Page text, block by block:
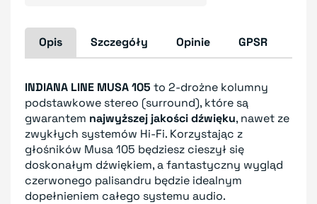
Opis Szczegóły Opinie GPSR
INDIANA LINE MUSA 105 to 2-drożne kolumny
podstawkowe stereo (surround), które są
gwarantem najwyższej jakości dźwięku, nawet ze
zwykłych systemów Hi-Fi. Korzystając z
głośników Musa 105 będziesz cieszył się
doskonałym dźwiękiem, a fantastyczny wygląd
czerwonego palisandru będzie idealnym
dopełnieniem całego systemu audio.